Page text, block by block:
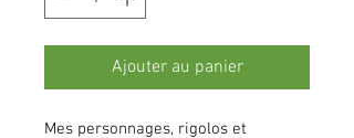
Ajouter au panier
Mes personnages, rigolos et